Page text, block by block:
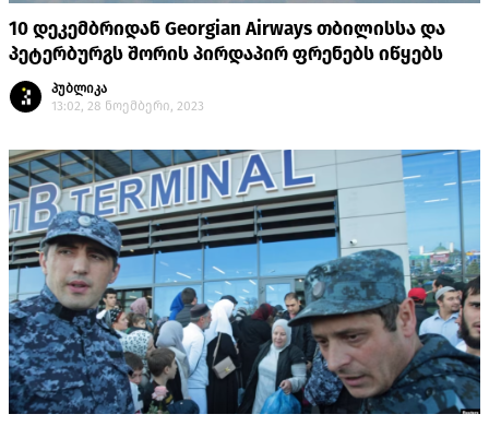
10 დეკემბრიდან Georgian Airways თბილისსა და
პეტერბურგს შორის პირდაპირ ფრენებს იწყებს
პუბლიკა
13:02, 28 ნოემბერი, 2023